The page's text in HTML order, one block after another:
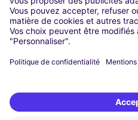
Rome
Turin
Vienne
Berlin
Düsseldorf